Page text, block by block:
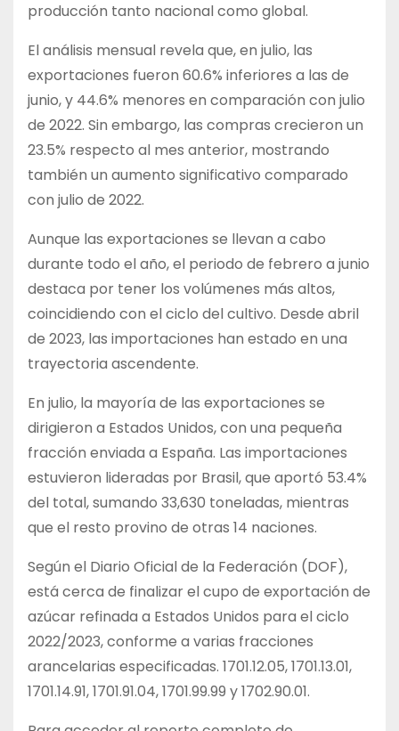
producción tanto nacional como global.
El análisis mensual revela que, en julio, las
exportaciones fueron 60.6% inferiores a las de
junio, y 44.6% menores en comparación con julio
de 2022. Sin embargo, las compras crecieron un
23.5% respecto al mes anterior, mostrando
también un aumento significativo comparado
con julio de 2022.
Aunque las exportaciones se llevan a cabo
durante todo el año, el periodo de febrero a junio
destaca por tener los volúmenes más altos,
coincidiendo con el ciclo del cultivo. Desde abril
de 2023, las importaciones han estado en una
trayectoria ascendente.
En julio, la mayoría de las exportaciones se
dirigieron a Estados Unidos, con una pequeña
fracción enviada a España. Las importaciones
estuvieron lideradas por Brasil, que aportó 53.4%
del total, sumando 33,630 toneladas, mientras
que el resto provino de otras 14 naciones.
Según el Diario Oficial de la Federación (DOF),
está cerca de finalizar el cupo de exportación de
azúcar refinada a Estados Unidos para el ciclo
2022/2023, conforme a varias fracciones
arancelarias especificadas. 1701.12.05, 1701.13.01,
1701.14.91, 1701.91.04, 1701.99.99 y 1702.90.01.